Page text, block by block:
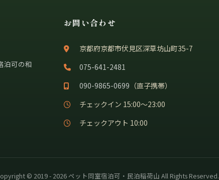
泊可の和
お問い合わせ
京都府京都市伏見区深草坊山町35-7
075-641-2481
090-9865-0699 （直子携帯）
チェックイン 15:00〜23:00
チェックアウト 10:00
© 2019 - 2026 ペット同室宿泊可・民泊稲荷山 All Rights Reserved.